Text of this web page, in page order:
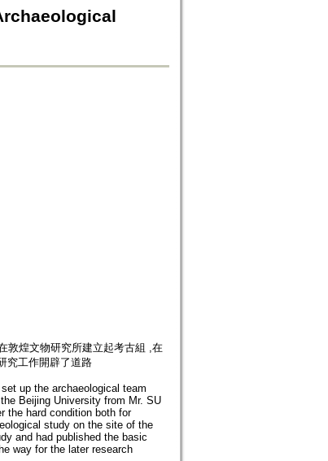
敦煌文物研究所建立起考古組 ,在
究工作開辟了道路
up the archaeological team
Beijing University from Mr. SU
the hard condition both for
study on the site of the
and had published the basic
way for the later research